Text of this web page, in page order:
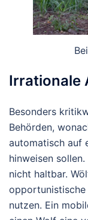
Irrationale
Besonders
Behörden,
automatisch auf
hinweisen
nicht haltbar.
opportunistische
nutzen. Ein